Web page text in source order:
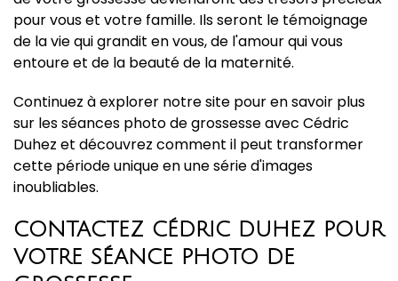
pour vous et votre famille. Ils seront le témoignage
de la vie qui grandit en vous, de l'amour qui vous
entoure et de la beauté de la maternité.
Continuez à explorer notre site pour en savoir plus
sur les séances photo de grossesse avec Cédric
Duhez et découvrez comment il peut transformer
cette période unique en une série d'images
inoubliables.
CONTACTEZ CÉDRIC DUHEZ POUR
VOTRE SÉANCE PHOTO DE